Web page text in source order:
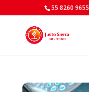
55 8260 9655